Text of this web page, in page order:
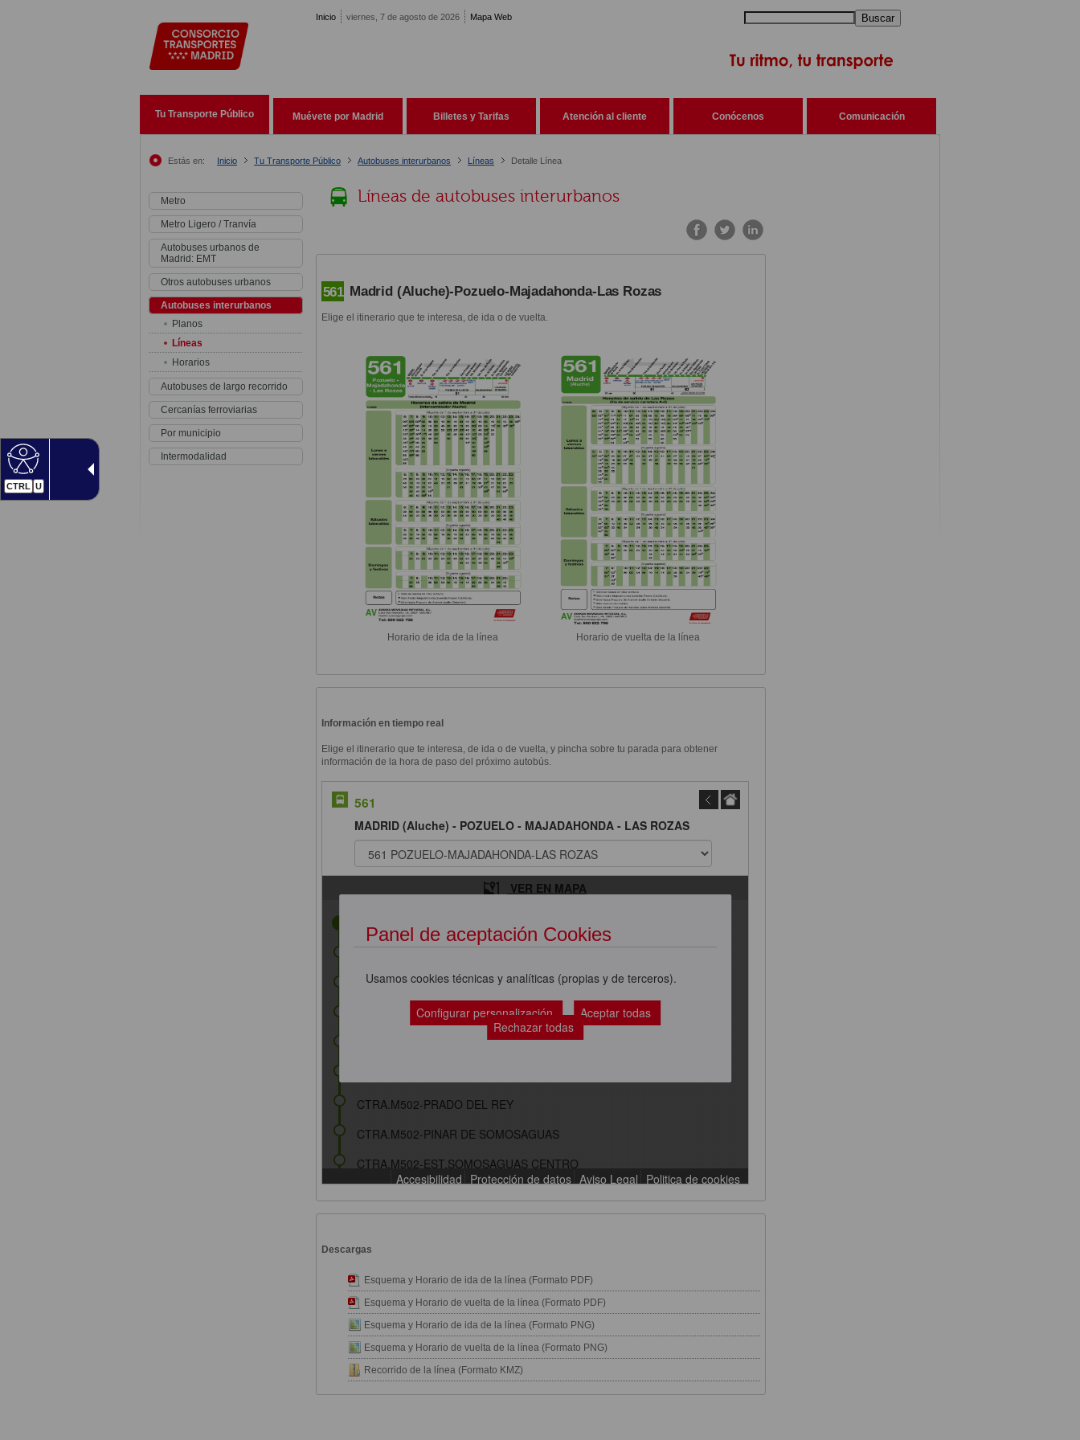
CTRL U
Inicio viernes, 7 de agosto de 2026 Mapa Web Buscar
Tu Transporte Público Muévete por Madrid Billetes y Tarifas Atención al cliente Conócenos Comunicación
Estás en: Inicio Tu Transporte Público Autobuses interurbanos Líneas Detalle Línea
Metro
Metro Ligero / Tranvía
Autobuses urbanos de
Madrid: EMT
Otros autobuses urbanos
Autobuses interurbanos
Planos
Líneas
Horarios
Autobuses de largo recorrido
Cercanías ferroviarias
Por municipio
Intermodalidad
Líneas de autobuses interurbanos
561 Madrid (Aluche)-Pozuelo-Majadahonda-Las Rozas
Elige el itinerario que te interesa, de ida o de vuelta.
Horario de ida de la línea Horario de vuelta de la línea
Información en tiempo real
Elige el itinerario que te interesa, de ida o de vuelta, y pincha sobre tu parada para obtener
información de la hora de paso del próximo autobús.
Descargas
Esquema y Horario de ida de la línea (Formato PDF)
Esquema y Horario de vuelta de la línea (Formato PDF)
Esquema y Horario de ida de la línea (Formato PNG)
Esquema y Horario de vuelta de la línea (Formato PNG)
Recorrido de la línea (Formato KMZ)